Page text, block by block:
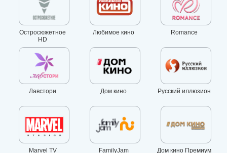
Остросюжетное
HD
Любимое кино Romance
Лавстори Дом кино Русский иллюзион
Marvel TV FamilyJam Дом кино Премиум